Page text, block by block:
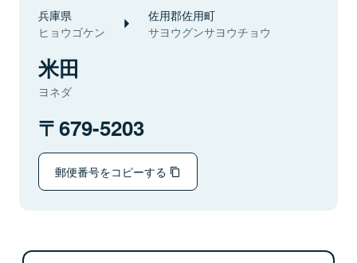
兵庫県
ヒョウゴケン
佐用郡佐用町
サヨウグンサヨウチョウ
米田
ヨネダ
679-5203
郵便番号をコピーする